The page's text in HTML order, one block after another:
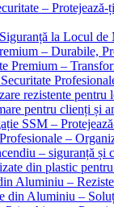
–
la Locul de
– Durabile,
Premium –
rezistente pentru
pentru clienți și
SSM –
–
– siguranță și
din plastic
Aluminiu –
din Aluminiu –